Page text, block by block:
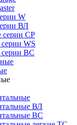
W
ВЛ
серии СР
WS
серии ВС
ВЛ
ВС